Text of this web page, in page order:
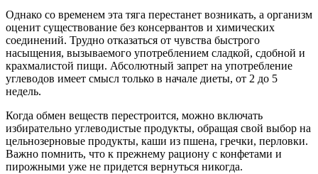
Однако со временем эта тяга перестанет возникать, а организм
оценит существование без консервантов и химических
соединений. Трудно отказаться от чувства быстрого
насыщения, вызываемого употреблением сладкой, сдобной и
крахмалистой пищи. Абсолютный запрет на употребление
углеводов имеет смысл только в начале диеты, от 2 до 5
недель.
Когда обмен веществ перестроится, можно включать
избирательно углеводистые продукты, обращая свой выбор на
цельнозерновые продукты, каши из пшена, гречки, перловки.
Важно помнить, что к прежнему рациону с конфетами и
пирожными уже не придется вернуться никогда.